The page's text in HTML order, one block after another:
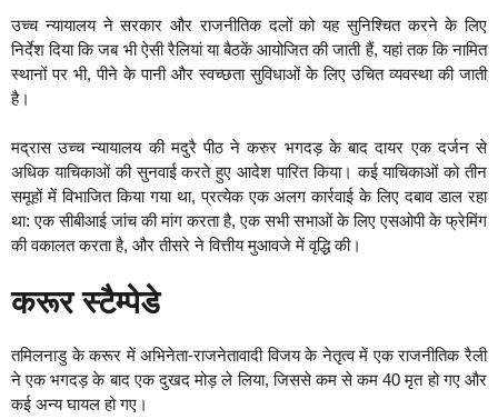
उच्च न्यायालय ने सरकार और राजनीतिक दलों को यह सुनिश्चित करने के लिए
निर्देश दिया कि जब भी ऐसी रैलियां या बैठकें आयोजित की जाती हैं, यहां तक ​​कि नामित
स्थानों पर भी, पीने के पानी और स्वच्छता सुविधाओं के लिए उचित व्यवस्था की जाती
है।
मद्रास उच्च न्यायालय की मदुरै पीठ ने करुर भगदड़ के बाद दायर एक दर्जन से
अधिक याचिकाओं की सुनवाई करते हुए आदेश पारित किया। कई याचिकाओं को तीन
समूहों में विभाजित किया गया था, प्रत्येक एक अलग कार्रवाई के लिए दबाव डाल रहा
था: एक सीबीआई जांच की मांग करता है, एक सभी सभाओं के लिए एसओपी के फ्रेमिंग
की वकालत करता है, और तीसरे ने वित्तीय मुआवजे में वृद्धि की।
करूर स्टैम्पेडे
तमिलनाडु के करूर में अभिनेता-राजनेतावादी विजय के नेतृत्व में एक राजनीतिक रैली
ने एक भगदड़ के बाद एक दुखद मोड़ ले लिया, जिससे कम से कम 40 मृत हो गए और
कई अन्य घायल हो गए।